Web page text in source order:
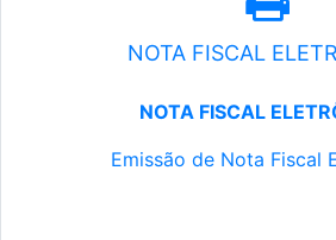
NOTA FISCAL
NOTA FISCAL
Emissão de Nota Fiscal